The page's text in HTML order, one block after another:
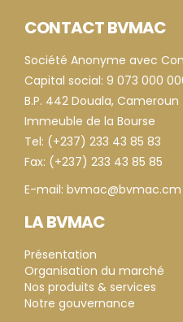
CONTACT BVMAC
Société Anonyme avec
Capital social: 9 073 000
B.P. 442 Douala, Cameroun
Immeuble de la Bourse
Tel: (+237) 233 43 85 83
Fax: (+237) 233 43 85 85
E-mail: bvmac@bvmac.cm
LA BVMAC
Présentation
Organisation du marché
Nos produits & services
Notre gouvernance